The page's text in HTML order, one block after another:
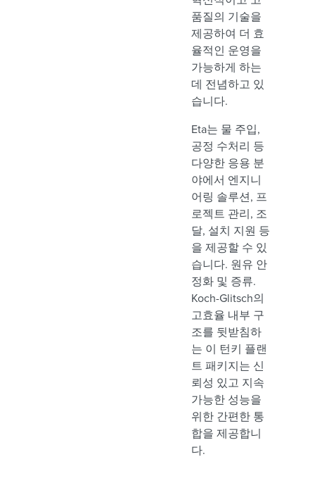
품질의 기술을
제공하여 더 효
율적인 운영을
가능하게 하는
데 전념하고 있
습니다.
Eta는 물 주입,
공정 수처리 등
다양한 응용 분
야에서 엔지니
어링 솔루션, 프
로젝트 관리, 조
달, 설치 지원 등
을 제공할 수 있
습니다. 원유 안
정화 및 증류.
Koch-Glitsch의
고효율 내부 구
조를 뒷받침하
는 이 턴키 플랜
트 패키지는 신
뢰성 있고 지속
가능한 성능을
위한 간편한 통
합을 제공합니
다.